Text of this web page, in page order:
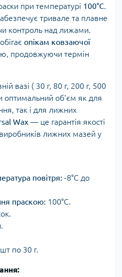
при температурі 100°C.
тривале та плавне
контроль над лижами.
опікам ковзаючої
продовжуючи термін
вазі ( 30 г, 80 г, 200 г, 500
оптимальний об'єм як для
так і для лижних
Wax — це гарантія якості
лижних мазей у
повітря: -8°C до
праскою: 100°C.
по 30 г.